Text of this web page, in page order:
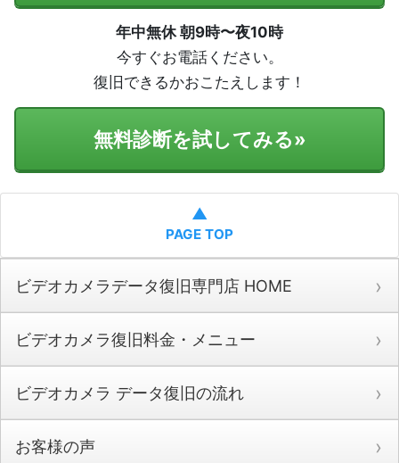
年中無休 朝9時〜夜10時
今すぐお電話ください。
復旧できるかおこたえします！
無料診断を試してみる»
▲
PAGE TOP
ビデオカメラデータ復旧専門店 HOME
ビデオカメラ復旧料金・メニュー
ビデオカメラ データ復旧の流れ
お客様の声